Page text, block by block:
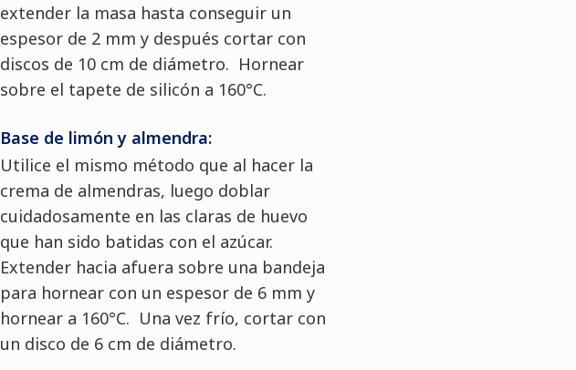
extender la masa hasta conseguir un
espesor de 2 mm y después cortar con
discos de 10 cm de diámetro. Hornear
sobre el tapete de silicón a 160°C.
Base de limón y almendra:
Utilice el mismo método que al hacer la
crema de almendras, luego doblar
cuidadosamente en las claras de huevo
que han sido batidas con el azúcar.
Extender hacia afuera sobre una bandeja
para hornear con un espesor de 6 mm y
hornear a 160°C. Una vez frío, cortar con
un disco de 6 cm de diámetro.